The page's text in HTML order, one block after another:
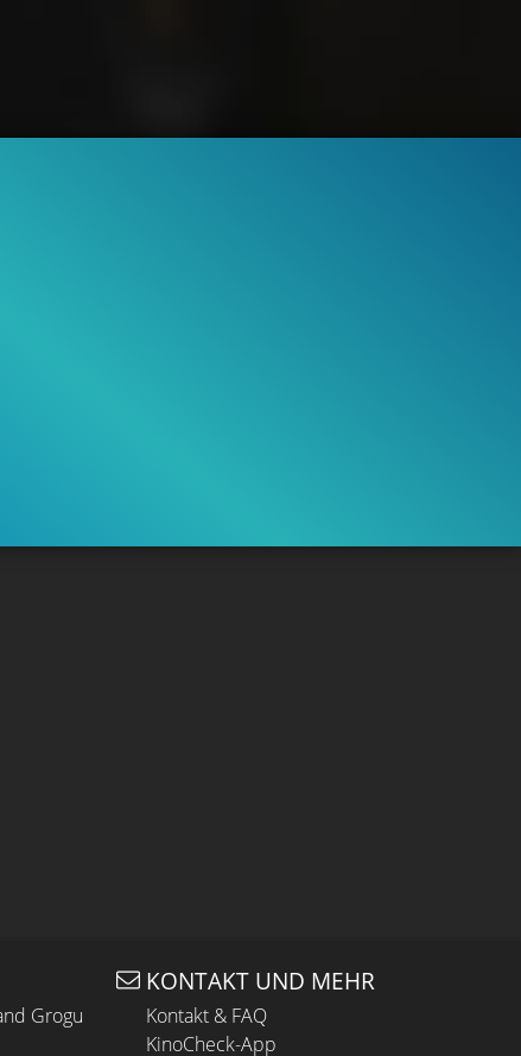
Grogu
KONTAKT UND MEHR
Kontakt & FAQ
KinoCheck-App